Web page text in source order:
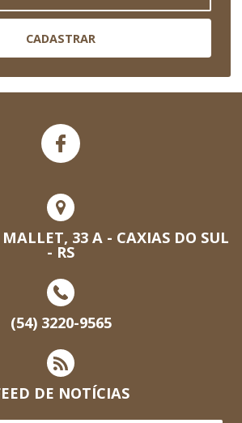
CADASTRAR
33 A - CAXIAS DO SUL
- RS
(54) 3220-9565
DE NOTÍCIAS